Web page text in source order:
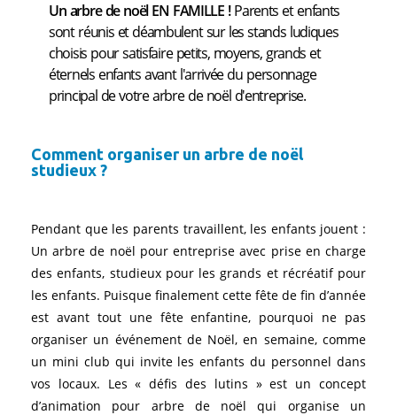
Un arbre de noël EN FAMILLE !Parents et enfants
sont réunis et déambulent sur les stands ludiques
choisis pour satisfaire petits, moyens, grands et
éternels enfants avant l'arrivée du personnage
principal de votre arbre de noël d'entreprise.
Comment organiser un arbre de noël
studieux ?
Pendant que les parents travaillent, les enfants jouent :
Un arbre de noël pour entreprise avec prise en charge
des enfants, studieux pour les grands et récréatif pour
les enfants. Puisque finalement cette fête de fin d’année
est avant tout une fête enfantine, pourquoi ne pas
organiser un événement de Noël, en semaine, comme
un mini club qui invite les enfants du personnel dans
vos locaux. Les « défis des lutins » est un concept
d’animation pour arbre de noël qui organise un